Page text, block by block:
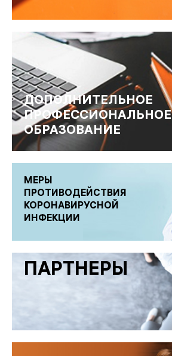
ДОПОЛНИТЕЛЬНОЕ
ПРОФЕССИОНАЛЬНОЕ
ОБРАЗОВАНИЕ
МЕРЫ
ПРОТИВОДЕЙСТВИЯ
КОРОНАВИРУСНОЙ
ИНФЕКЦИИ
ПАРТНЕРЫ